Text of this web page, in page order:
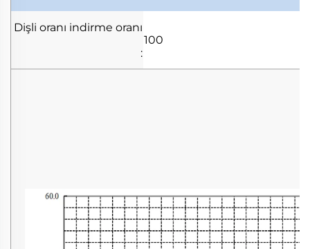
Dişli oranı indirme oranı
:
100